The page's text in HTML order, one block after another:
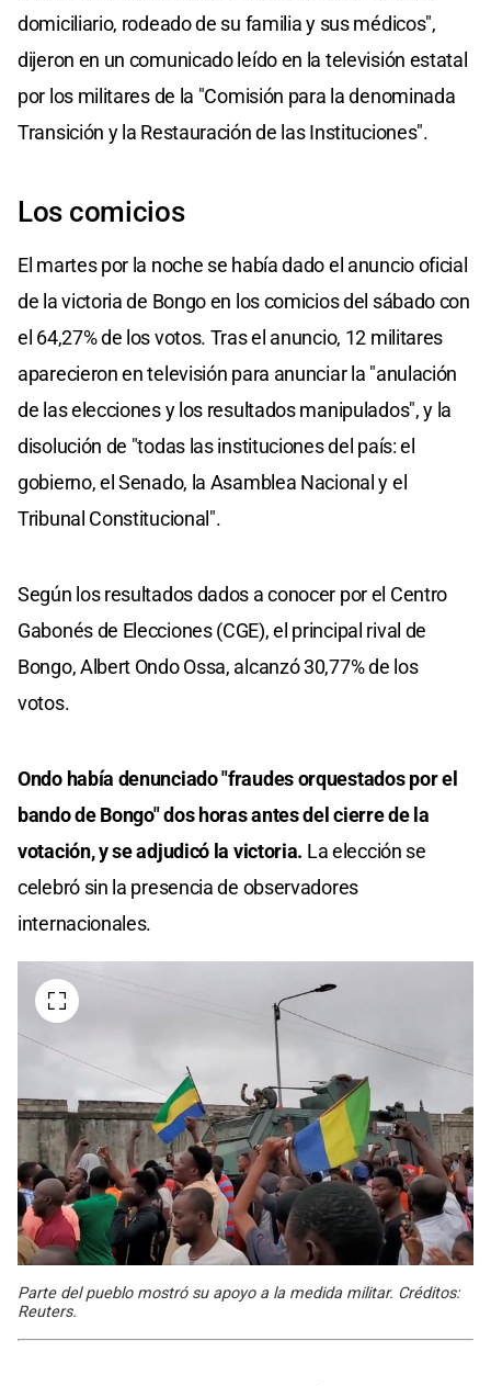
domiciliario, rodeado de su familia y sus médicos",
dijeron en un comunicado leído en la televisión estatal
por los militares de la "Comisión para la denominada
Transición y la Restauración de las Instituciones".
Los comicios
El martes por la noche se había dado el anuncio oficial
de la victoria de Bongo en los comicios del sábado con
el 64,27% de los votos. Tras el anuncio, 12 militares
aparecieron en televisión para anunciar la "anulación
de las elecciones y los resultados manipulados", y la
disolución de "todas las instituciones del país: el
gobierno, el Senado, la Asamblea Nacional y el
Tribunal Constitucional".
Según los resultados dados a conocer por el Centro
Gabonés de Elecciones (CGE), el principal rival de
Bongo, Albert Ondo Ossa, alcanzó 30,77% de los
votos.
Ondo había denunciado "fraudes orquestados por el
bando de Bongo" dos horas antes del cierre de la
votación, y se adjudicó la victoria. La elección se
celebró sin la presencia de observadores
internacionales.
Parte del pueblo mostró su apoyo a la medida militar. Créditos:
Reuters.